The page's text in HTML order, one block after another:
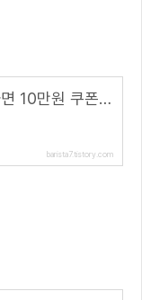
앱테크, 그리팅 가입하면 10만원 쿠폰팩, 3000스푼 지급( 추천 코드 : 0CU926RK )
barista7.tistory.com